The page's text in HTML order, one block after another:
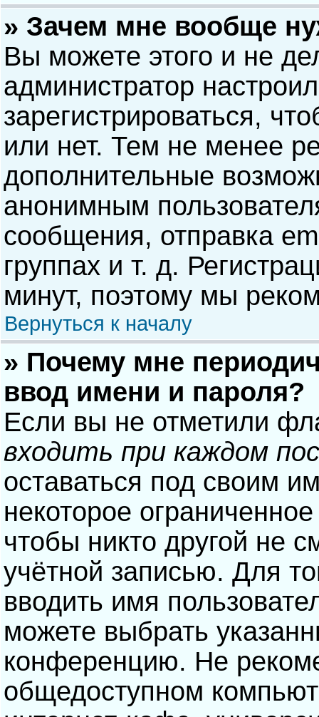
» Зачем мне вообще
Вы можете этого и не
администратор
зарегистрироваться,
или нет. Тем не менее
дополнительные
анонимным
сообщения, отправка
группах и т. д.
минут, поэтому мы
Вернуться к началу
» Почему мне
ввод имени и пароля?
Если вы не отметили
входить при каждом
оставаться под своим
некоторое
чтобы никто другой не
учётной записью. Для
вводить имя
можете выбрать
конференцию. Не
общедоступном